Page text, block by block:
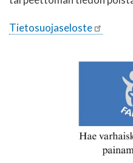
Tietosuojaseloste